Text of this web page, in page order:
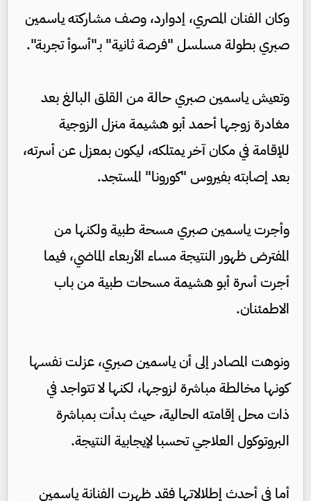
وكان الفنان المصري، إدوارد، وصف مشاركته ياسمين
صبري بطولة مسلسل "فرصة ثانية" بـ"أسوأ تجربة".
وتعيش ياسمين صبري حالة من القلق البالغ بعد
مغادرة زوجها أحمد أبو هشيمة منزل الزوجية
للإقامة في مكان آخر يمتلكه، ليكون بمعزل عن أسرته،
بعد إصابته بفيروس "كورونا" المستجد.
وأجرت ياسمين صبري مسحة طبية ولكنها من
المفترض ظهور النتيجة مساء الأربعاء الماضي، فيما
أجرت أسرة أبو هشيمة مسحات طبية من باب
الاطمئنان.
ونوهت المصادر إلى أن ياسمين صبري، عزلت نفسها
كونها مخالطة مباشرة لزوجها، لكنها لا تتواجد في
ذات محل إقامته الحالية، حيث بدأت بمباشرة
البروتوكول العلاجي تحسبا لإيجابية النتيجة.
أما في أحدث إطلالاتها فقد ظهرت الفنانة ياسمين